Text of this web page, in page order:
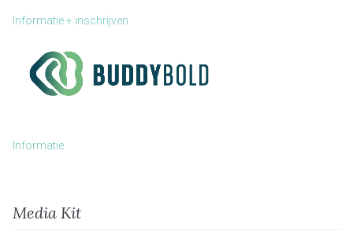
Informatie + inschrijven
Informatie
Media Kit